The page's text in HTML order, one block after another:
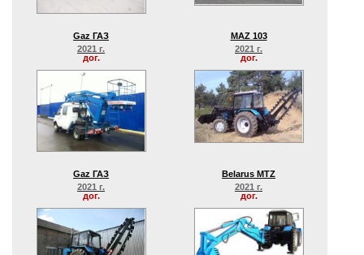
Gaz ГАЗ
2021 г.
дог.
MAZ 103
2021 г.
дог.
Gaz ГАЗ
2021 г.
дог.
Belarus MTZ
2021 г.
дог.